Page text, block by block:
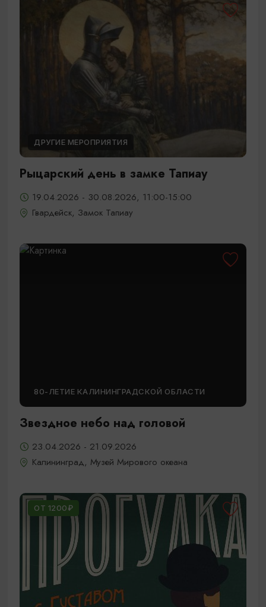
ДРУГИЕ МЕРОПРИЯТИЯ
Рыцарский день в замке Тапиау
19.04.2026 - 30.08.2026, 11:00-15:00
Гвардейск, Замок Тапиау
80-ЛЕТИЕ КАЛИНИНГРАДСКОЙ ОБЛАСТИ
Звездное небо над головой
23.04.2026 - 21.09.2026
Калининград, Музей Мирового океана
ОТ 1200₽